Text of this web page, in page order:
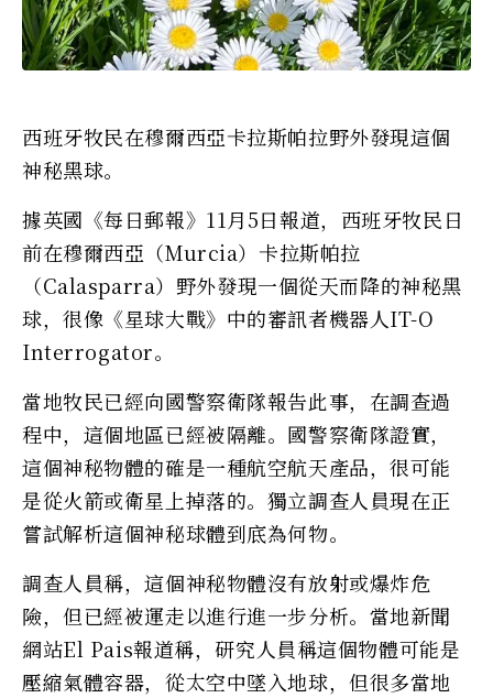
西班牙牧民在穆爾西亞卡拉斯帕拉野外發現這個
神秘黑球。
據英國《每日郵報》11月5日報道，西班牙牧民日
前在穆爾西亞（Murcia）卡拉斯帕拉
（Calasparra）野外發現一個從天而降的神秘黑
球，很像《星球大戰》中的審訊者機器人IT-O
Interrogator。
當地牧民已經向國警察衛隊報告此事，在調查過
程中，這個地區已經被隔離。國警察衛隊證實，
這個神秘物體的確是一種航空航天產品，很可能
是從火箭或衛星上掉落的。獨立調查人員現在正
嘗試解析這個神秘球體到底為何物。
調查人員稱，這個神秘物體沒有放射或爆炸危
險，但已經被運走以進行進一步分析。當地新聞
網站El Pais報道稱，研究人員稱這個物體可能是
壓縮氣體容器，從太空中墜入地球，但很多當地